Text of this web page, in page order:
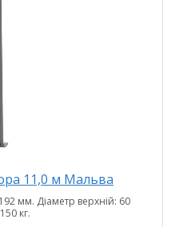
11,0 м Мальва
мм. Діаметр верхній: 60
кг.